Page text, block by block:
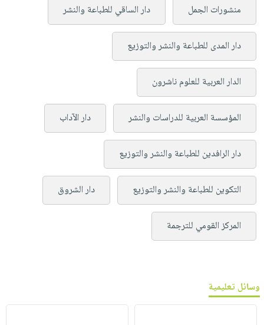
منشورات الجمل دار الساقي للطباعة والنشر
دار المدى للطباعة والنشر والتوزيع
الدار العربية للعلوم ناشرون
المؤسسة العربية للدراسات والنشر دار الآداب
دار الرافدين للطباعة والنشر والتوزيع
التكوين للطباعة والنشر والتوزيع دار الشروق
المركز القومي للترجمة
وسائل تعليمية